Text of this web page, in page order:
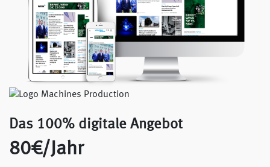
Das 100% digitale Angebot
80€/Jahr